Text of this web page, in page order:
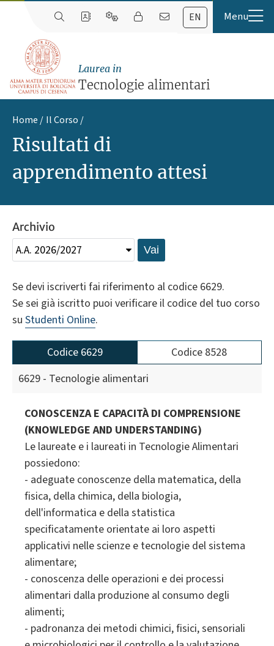
EN
Laurea in
Tecnologie alimentari
Home Il Corso
Risultati di
apprendimento attesi
Se devi iscriverti fai riferimento al codice 6629.
Se sei già iscritto puoi verificare il codice del tuo corso
su Studenti Online.
Codice 6629
Codice 8528
6629 - Tecnologie alimentari
CONOSCENZA E CAPACITÀ DI COMPRENSIONE
(KNOWLEDGE AND UNDERSTANDING)
Le laureate e i laureati in Tecnologie Alimentari
possiedono:
- adeguate conoscenze della matematica, della
fisica, della chimica, della biologia,
dell'informatica e della statistica
specificatamente orientate ai loro aspetti
applicativi nelle scienze e tecnologie del sistema
alimentare;
- conoscenza delle operazioni e dei processi
alimentari dalla produzione al consumo degli
alimenti;
- padronanza dei metodi chimici, fisici, sensoriali
Archivio
Vai